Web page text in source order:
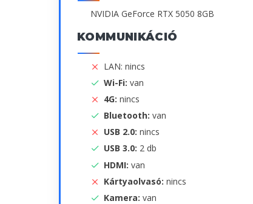
NVIDIA GeForce RTX 5050 8GB
KOMMUNIKÁCIÓ
LAN: nincs
Wi-Fi: van
4G: nincs
Bluetooth: van
USB 2.0: nincs
USB 3.0: 2 db
HDMI: van
Kártyaolvasó: nincs
Kamera: van